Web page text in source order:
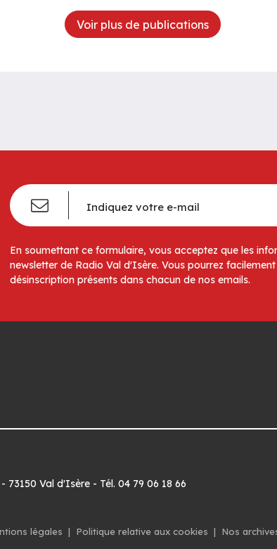
Voir plus de publications
En soumettant ce formulaire, vous acceptez que les
newsletter de Radio Val d'Isère. Vous pourrez
désinscription présents dans chacun de nos emails.
Val d'Isère - Tél. 04 79 06 18 66
légales | Politique relative aux cookies | Nos